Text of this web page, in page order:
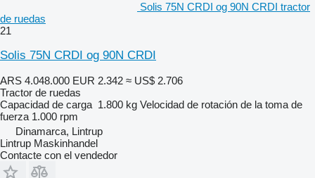
Solis 75N CRDI og 90N CRDI tractor
de ruedas
21
Solis 75N CRDI og 90N CRDI
ARS 4.048.000 EUR 2.342 ≈ US$ 2.706
Tractor de ruedas
Capacidad de carga 1.800 kg Velocidad de rotación de la toma de
fuerza 1.000 rpm
Dinamarca, Lintrup
Lintrup Maskinhandel
Contacte con el vendedor